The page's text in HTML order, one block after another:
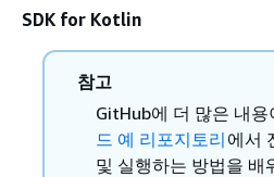
SDK for Kotlin
참고
GitHub에 더 많은 내용
드 예 리포지토리 에서
및 실행하는 방법을 배